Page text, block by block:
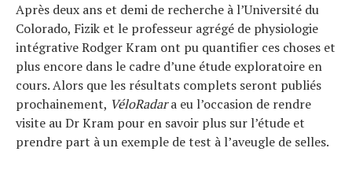
Après deux ans et demi de recherche à l’Université du
Colorado, Fizik et le professeur agrégé de physiologie
intégrative Rodger Kram ont pu quantifier ces choses et
plus encore dans le cadre d’une étude exploratoire en
cours. Alors que les résultats complets seront publiés
prochainement, VéloRadara eu l’occasion de rendre
visite au Dr Kram pour en savoir plus sur l’étude et
prendre part à un exemple de test à l’aveugle de selles.